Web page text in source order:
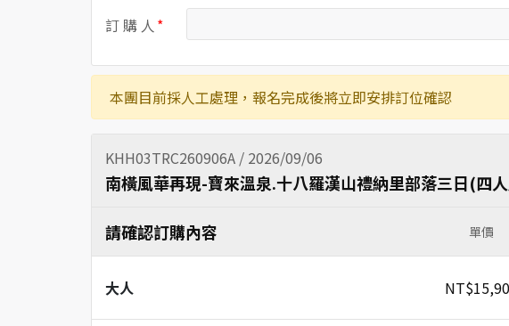
訂 購 人
本團目前採人工處理，報名完成後將立即安排訂位確認
KHH03TRC260906A / 2026/09/06
南橫風華再現-寶來溫泉.十八羅漢山禮納里部落三日(四
請確認訂購內容 單價
大人